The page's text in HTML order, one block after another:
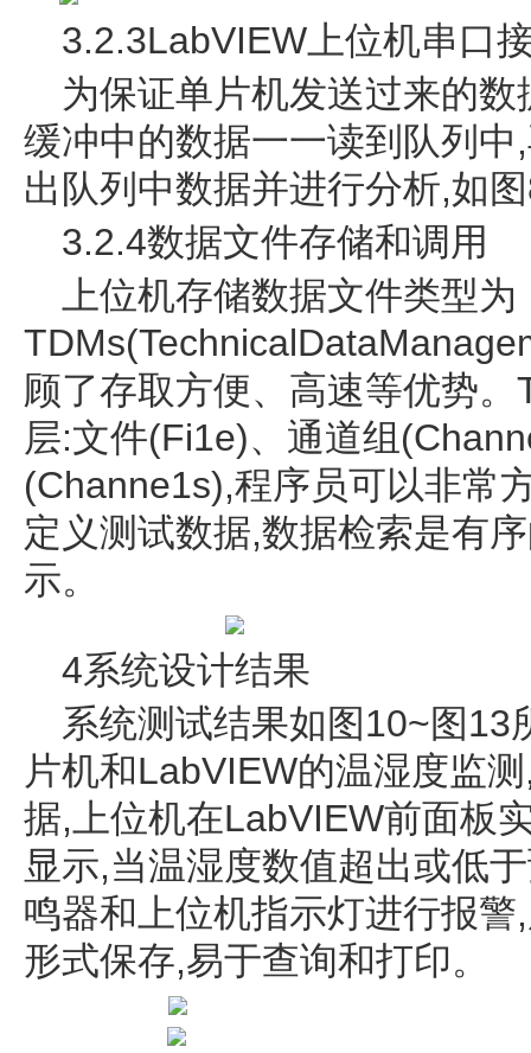
3.2.3LabVIEW上位机串口
为保证单片机发送过来的
缓冲中的数据一一读到队列
出队列中数据并进行分析,如
3.2.4数据文件存储和调用
上位机存储数据文件类型为
顾了存取方便、高速等优势
层:文件(Fi1e)、通道组
(Channe1s),程序员可以非常
定义测试数据,数据检索是有
示。
4系统设计结果
系统测试结果如图10~图13
片机和LabVIEW的温湿度监
据,上位机在LabVIEW前面板
显示,当温湿度数值超出或低
鸣器和上位机指示灯进行报
形式保存,易于查询和打印。